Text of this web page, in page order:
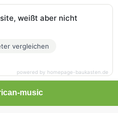
music
weißt aber nicht
vergleichen
powered by homepage-baukasten.de